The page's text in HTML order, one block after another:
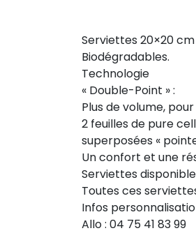
Serviettes 20×20
Biodégradables.
Technologie
« Double-Point » :
Plus de volume,
2 feuilles de pure
superposées «
Un confort et une
Serviettes
Toutes ces
Infos
Allo : 04 75 41 83 99